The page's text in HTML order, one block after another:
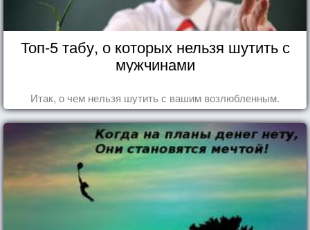
Топ-5 табу, о которых нельзя шутить с
мужчинами
Итак, о чем нельзя шутить с вашим возлюбленным.